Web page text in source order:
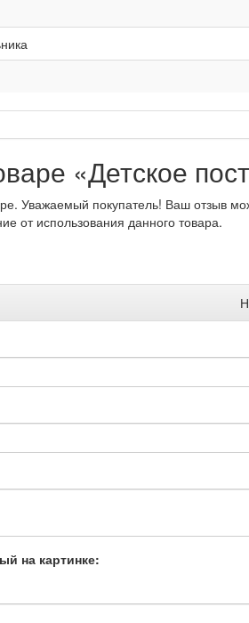
«Детское
Уважаемый покупатель! Ваш отзыв
от использования данного товара.
на картинке: